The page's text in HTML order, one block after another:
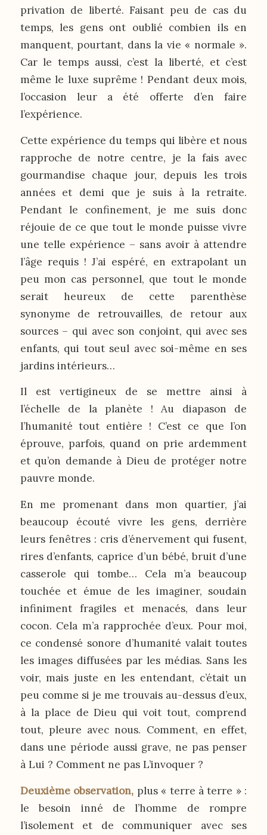
privation de liberté. Faisant peu de cas du
temps, les gens ont oublié combien ils en
manquent, pourtant, dans la vie « normale ».
Car le temps aussi, c’est la liberté, et c’est
même le luxe suprême ! Pendant deux mois,
l’occasion leur a été offerte d’en faire
l’expérience.
Cette expérience du temps qui libère et nous
rapproche de notre centre, je la fais avec
gourmandise chaque jour, depuis les trois
années et demi que je suis à la retraite.
Pendant le confinement, je me suis donc
réjouie de ce que tout le monde puisse vivre
une telle expérience – sans avoir à attendre
l’âge requis ! J’ai espéré, en extrapolant un
peu mon cas personnel, que tout le monde
serait heureux de cette parenthèse
synonyme de retrouvailles, de retour aux
sources – qui avec son conjoint, qui avec ses
enfants, qui tout seul avec soi-même en ses
jardins intérieurs…
Il est vertigineux de se mettre ainsi à
l’échelle de la planète ! Au diapason de
l’humanité tout entière ! C’est ce que l’on
éprouve, parfois, quand on prie ardemment
et qu’on demande à Dieu de protéger notre
pauvre monde.
En me promenant dans mon quartier, j’ai
beaucoup écouté vivre les gens, derrière
leurs fenêtres : cris d’énervement qui fusent,
rires d’enfants, caprice d’un bébé, bruit d’une
casserole qui tombe… Cela m’a beaucoup
touchée et émue de les imaginer, soudain
infiniment fragiles et menacés, dans leur
cocon. Cela m’a rapprochée d’eux. Pour moi,
ce condensé sonore d’humanité valait toutes
les images diffusées par les médias. Sans les
voir, mais juste en les entendant, c’était un
peu comme si je me trouvais au-dessus d’eux,
à la place de Dieu qui voit tout, comprend
tout, pleure avec nous. Comment, en effet,
dans une période aussi grave, ne pas penser
à Lui ? Comment ne pas L’invoquer ?
Deuxième observation, plus « terre à terre » :
le besoin inné de l’homme de rompre
l’isolement et de communiquer avec ses